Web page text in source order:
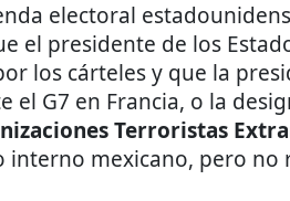
electoral
el presidente de los
los cárteles y que la
el G7 en Francia, o la
Terroristas
interno mexicano, pero no